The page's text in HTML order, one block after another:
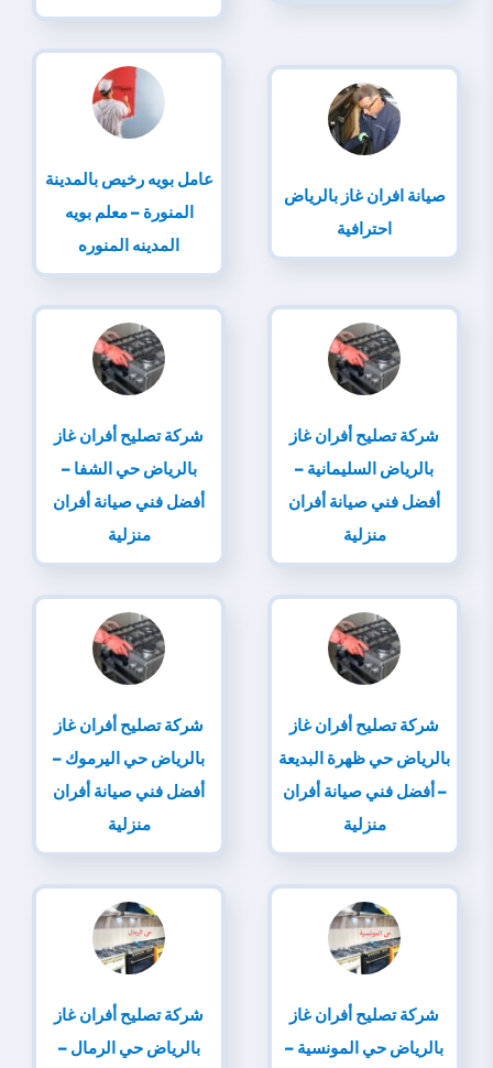
صيانة افران غاز بالرياض
احترافية
عامل بويه رخيص بالمدينة
المنورة – معلم بويه
المدينه المنوره
شركة تصليح أفران غاز
بالرياض السليمانية –
أفضل فني صيانة أفران
منزلية
شركة تصليح أفران غاز
بالرياض حي الشفا –
أفضل فني صيانة أفران
منزلية
شركة تصليح أفران غاز
بالرياض حي ظهرة البديعة
– أفضل فني صيانة أفران
منزلية
شركة تصليح أفران غاز
بالرياض حي اليرموك –
أفضل فني صيانة أفران
منزلية
شركة تصليح أفران غاز
بالرياض حي المونسية –
شركة تصليح أفران غاز
بالرياض حي الرمال –